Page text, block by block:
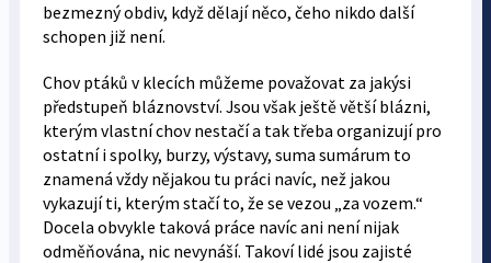
bezmezný obdiv, když dělají něco, čeho nikdo další
schopen již není.
Chov ptáků v klecích můžeme považovat za jakýsi
předstupeň bláznovství. Jsou však ještě větší blázni,
kterým vlastní chov nestačí a tak třeba organizují pro
ostatní i spolky, burzy, výstavy, suma sumárum to
znamená vždy nějakou tu práci navíc, než jakou
vykazují ti, kterým stačí to, že se vezou „za vozem.“
Docela obvykle taková práce navíc ani není nijak
odměňována, nic nevynáší. Takoví lidé jsou zajisté